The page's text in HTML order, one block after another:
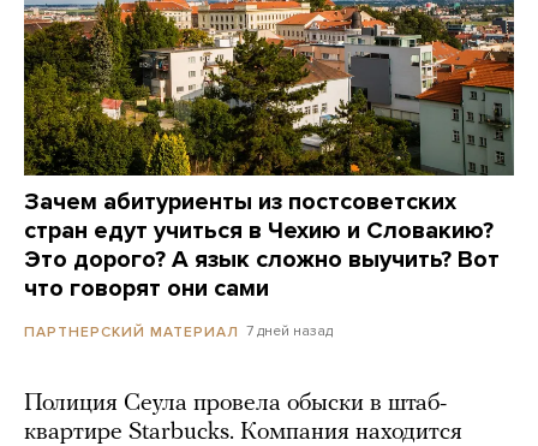
Зачем абитуриенты из постсоветских
стран едут учиться в Чехию и Словакию?
Это дорого? А язык сложно выучить? Вот
что говорят они сами
ПАРТНЕРСКИЙ МАТЕРИАЛ 7 дней назад
Полиция Сеула провела обыски в штаб-
квартире Starbucks. Компания находится